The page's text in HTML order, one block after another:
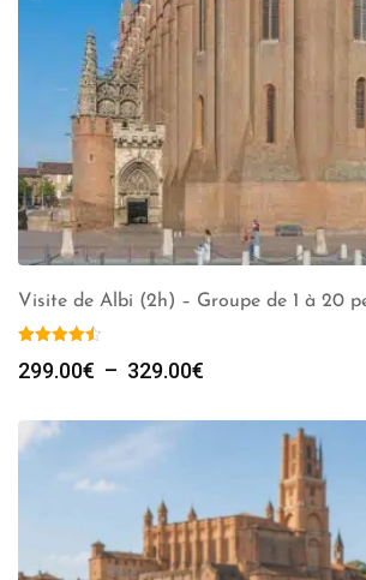
Visite de Albi (2h) – Groupe de 1 à 20
299.00€ – 329.00€
prix :
329.00€